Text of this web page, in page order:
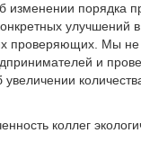
порядка
улучшений
проверяющих. Мы
и
коллег